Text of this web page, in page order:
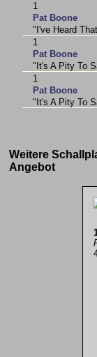
1
Pat Boone
"I've Heard
1
Pat Boone
"It's A Pity To
1
Pat Boone
"It's A Pity To
Weitere
Angebot